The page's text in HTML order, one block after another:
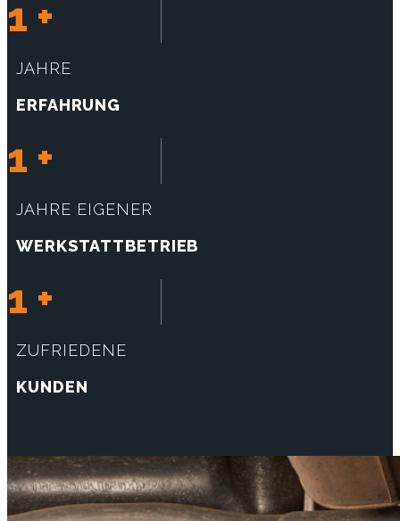
1 +
JAHRE
ERFAHRUNG
1 +
JAHRE EIGENER
WERKSTATTBETRIEB
1 +
ZUFRIEDENE
KUNDEN